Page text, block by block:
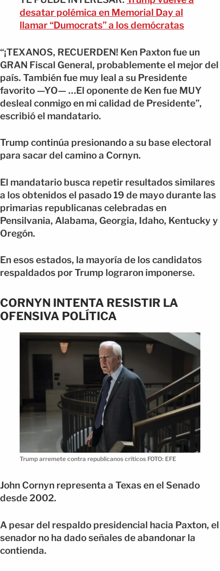
desatar polémica en Memorial Day al
llamar “Dumocrats” a los demócratas
“¡TEXANOS, RECUERDEN! Ken Paxton fue un
GRAN Fiscal General, probablemente el mejor del
país. También fue muy leal a su Presidente
favorito —YO— …El oponente de Ken fue MUY
desleal conmigo en mi calidad de Presidente”,
escribió el mandatario.
Trump continúa presionando a su base electoral
para sacar del camino a Cornyn.
El mandatario busca repetir resultados similares
a los obtenidos el pasado 19 de mayo durante las
primarias republicanas celebradas en
Pensilvania, Alabama, Georgia, Idaho, Kentucky y
Oregón.
En esos estados, la mayoría de los candidatos
respaldados por Trump lograron imponerse.
CORNYN INTENTA RESISTIR LA
OFENSIVA POLÍTICA
Trump arremete contra republicanos críticos FOTO: EFE
John Cornyn representa a Texas en el Senado
desde 2002.
A pesar del respaldo presidencial hacia Paxton, el
senador no ha dado señales de abandonar la
contienda.